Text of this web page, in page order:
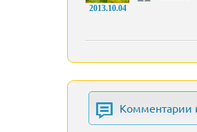
2013.10.04
Комментарии